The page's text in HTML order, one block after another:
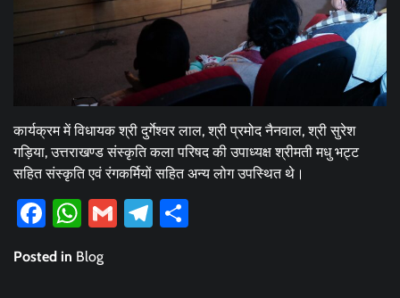
कार्यक्रम में विधायक श्री दुर्गेश्वर लाल, श्री प्रमोद नैनवाल, श्री सुरेश
गड़िया, उत्तराखण्ड संस्कृति कला परिषद की उपाध्यक्ष श्रीमती मधु भट्ट
सहित संस्कृति एवं रंगकर्मियों सहित अन्य लोग उपस्थित थे।
Facebook
WhatsApp
GmailTelegram
Posted in Blog